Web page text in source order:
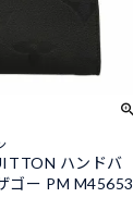
ハンドバ
ゴー PM M45653